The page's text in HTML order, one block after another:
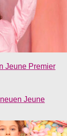
Jeune Premier
Jeune